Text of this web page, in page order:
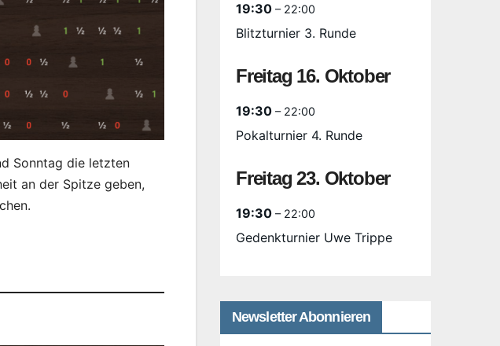
Sonntag die letzten
an der Spitze geben,
19:30 – 22:00
Blitzturnier 3. Runde
Freitag 16. Oktober
19:30 – 22:00
Pokalturnier 4. Runde
Freitag 23. Oktober
19:30 – 22:00
Gedenkturnier Uwe Trippe
Newsletter Abonnieren